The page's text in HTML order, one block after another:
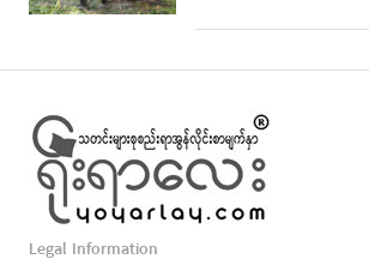
Legal Information